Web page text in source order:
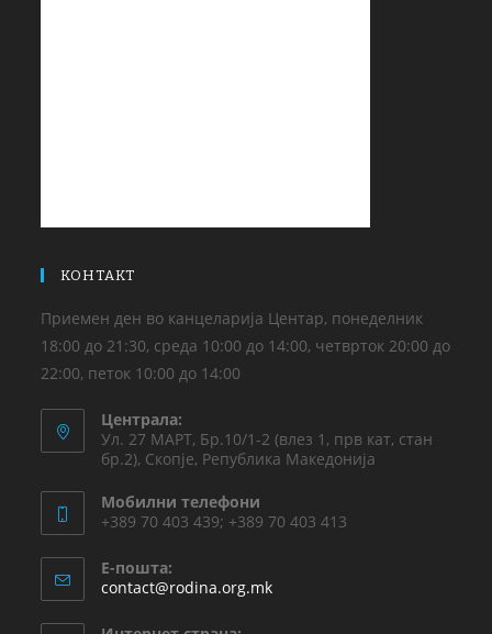
КОНТАКТ
Приемен ден во канцеларија Центар, понеделник
18:00 до 21:30, среда 10:00 до 14:00, четврток 20:00 до
22:00, петок 10:00 до 14:00
Централа:
Ул. 27 МАРТ, Бр.10/1-2 (влез 1, прв кат, стан
бр.2), Скопје, Република Македонија
Мобилни телефони
+389 70 403 439; +389 70 403 413
Е-пошта:
contact@rodina.org.mk